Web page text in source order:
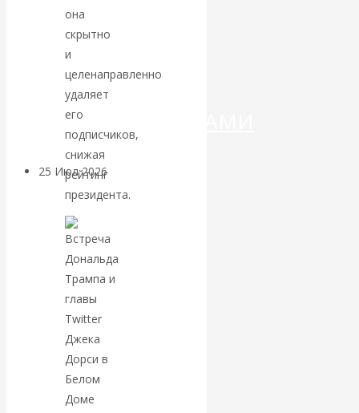
ДЕНЕГ»: КИТАЙ
ВЕДЁТ БОРЬБУ
КРИПТОВАЛЮТАМИ
25 Июл 2026Геополитика
Валентин
КАтасонов.
Может ли
Америка
покинуть НАТО?
она
скрытно
и
целенаправленно
удаляет
его
подписчиков,
снижая
рейтинг
президента.